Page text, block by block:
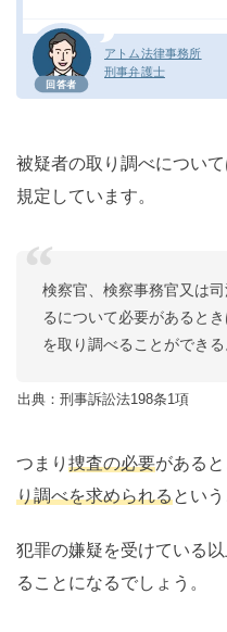
回答者
アトム法律事務所
刑事弁護士
被疑者の取り調べについて
規定しています。
検察官、検察事務官又は
るについて必要があると
を取り調べることができる
出典：刑事訴訟法198条1項
つまり 捜査の必要があると
り調べを求められるとい
犯罪の嫌疑を受けている
ることになるでしょう。